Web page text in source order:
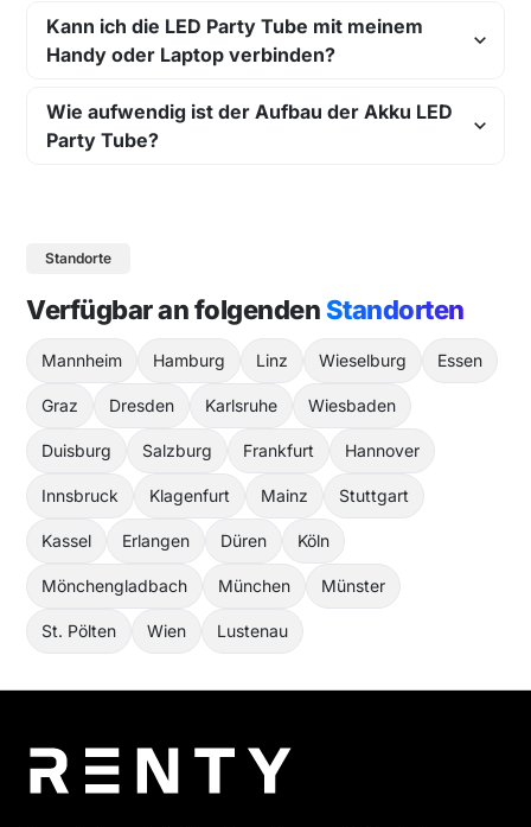
Kann ich die LED Party Tube mit meinem
Handy oder Laptop verbinden?
Wie aufwendig ist der Aufbau der Akku LED
Party Tube?
Standorte
Verfügbar an folgendenStandorten
Mannheim Hamburg Linz Wieselburg Essen
Graz Dresden Karlsruhe Wiesbaden
Duisburg Salzburg Frankfurt Hannover
Innsbruck Klagenfurt Mainz Stuttgart
Kassel Erlangen Düren Köln
Mönchengladbach München Münster
St. Pölten Wien Lustenau